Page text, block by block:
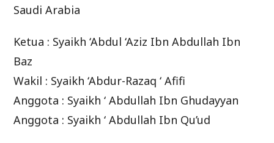
Saudi Arabia
Ketua : Syaikh ‘Abdul ‘Aziz Ibn Abdullah Ibn
Baz
Wakil : Syaikh ‘Abdur-Razaq ‘ Afifi
Anggota : Syaikh ‘ Abdullah Ibn Ghudayyan
Anggota : Syaikh ‘ Abdullah Ibn Qu’ud